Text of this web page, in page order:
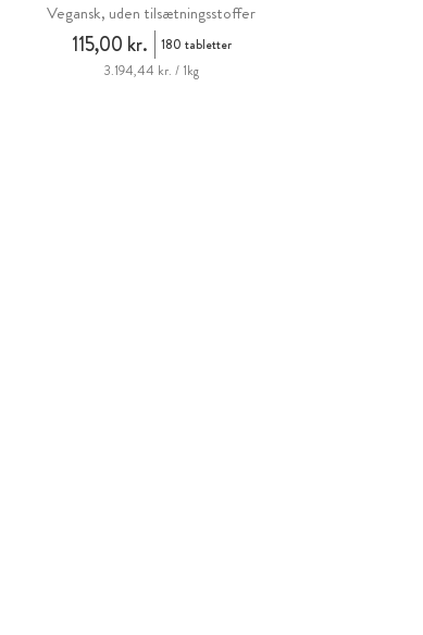
Vegansk, uden tilsætningsstoffer
115,00 kr.
180 tabletter
3.194,44 kr. / 1kg